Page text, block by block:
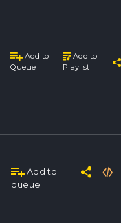
Add to
Queue
Add to
Playlist
Add to
queue